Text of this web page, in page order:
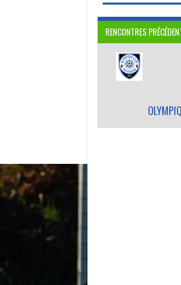
RENCONTRES